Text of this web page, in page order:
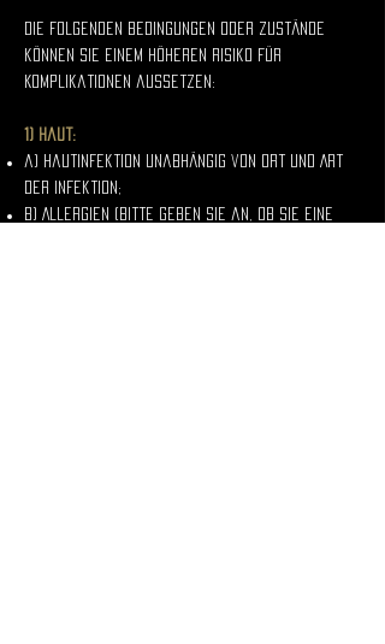
Die folgenden Bedingungen oder Zustände
können Sie einem höheren Risiko für
Komplikationen aussetzen:
1) Haut:
a) Hautinfektion unabhängig von Ort und Art
der Infektion;
b) Allergien (bitte geben Sie an, ob Sie eine